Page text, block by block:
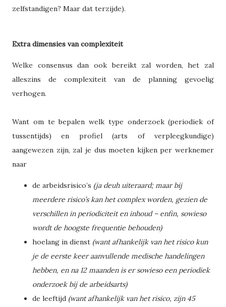
zelfstandigen? Maar dat terzijde).
Extra dimensies van complexiteit
Welke consensus dan ook bereikt zal worden, het zal
alleszins de complexiteit van de planning gevoelig
verhogen.
Want om te bepalen welk type onderzoek (periodiek of
tussentijds) en profiel (arts of verpleegkundige)
aangewezen zijn, zal je dus moeten kijken per werknemer
naar
de arbeidsrisico’s (ja deuh uiteraard; maar bij
meerdere risico’s kan het complex worden, gezien de
verschillen in periodiciteit en inhoud – enfin, sowieso
wordt de hoogste frequentie behouden)
hoelang in dienst (want afhankelijk van het risico kun
je de eerste keer aanvullende medische handelingen
hebben, en na 12 maanden is er sowieso een periodiek
onderzoek bij de arbeidsarts)
de leeftijd (want afhankelijk van het risico, zijn 45